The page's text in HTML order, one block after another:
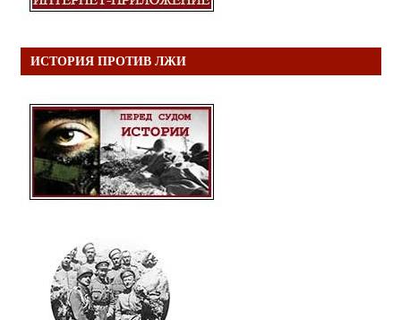
ИСТОРИЯ ПРОТИВ ЛЖИ